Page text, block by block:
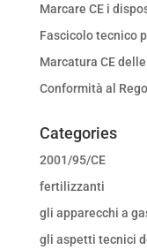
Marcare CE i
Fascicolo tecnico
Marcatura CE
Conformità al
Categories
2001/95/CE
fertilizzanti
gli apparecchi a
gli aspetti tecnici